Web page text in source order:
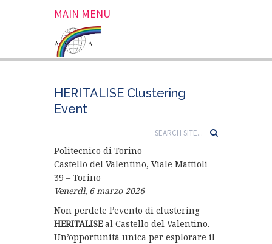
MAIN MENU
HERITALISE Clustering
Event
Politecnico di Torino
Castello del Valentino, Viale Mattioli
39 – Torino
Venerdì, 6 marzo 2026
Non perdete l’evento di clustering
HERITALISEal Castello del Valentino.
Un’opportunità unica per esplorare il